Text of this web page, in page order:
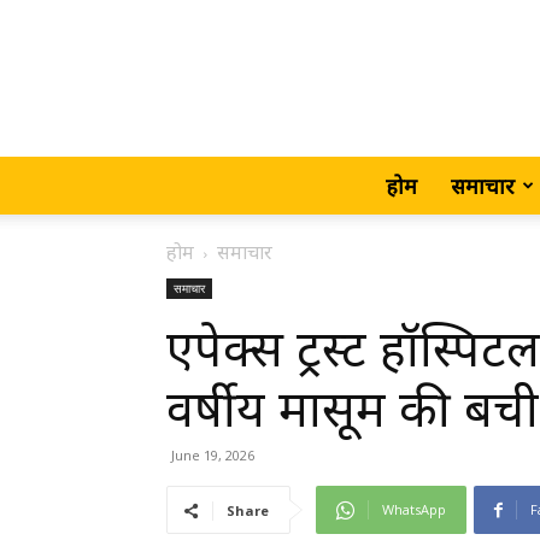
होम समाचार
होम समाचार
समाचार
एपेक्स ट्रस्ट
वर्षीय मासूम की
June 19, 2026
Share WhatsApp